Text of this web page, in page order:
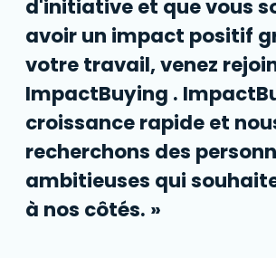
d'initiative et que vous
avoir un impact positif
votre travail, venez
ImpactBuying .
croissance rapide et
recherchons des
ambitieuses qui
à nos côtés. »